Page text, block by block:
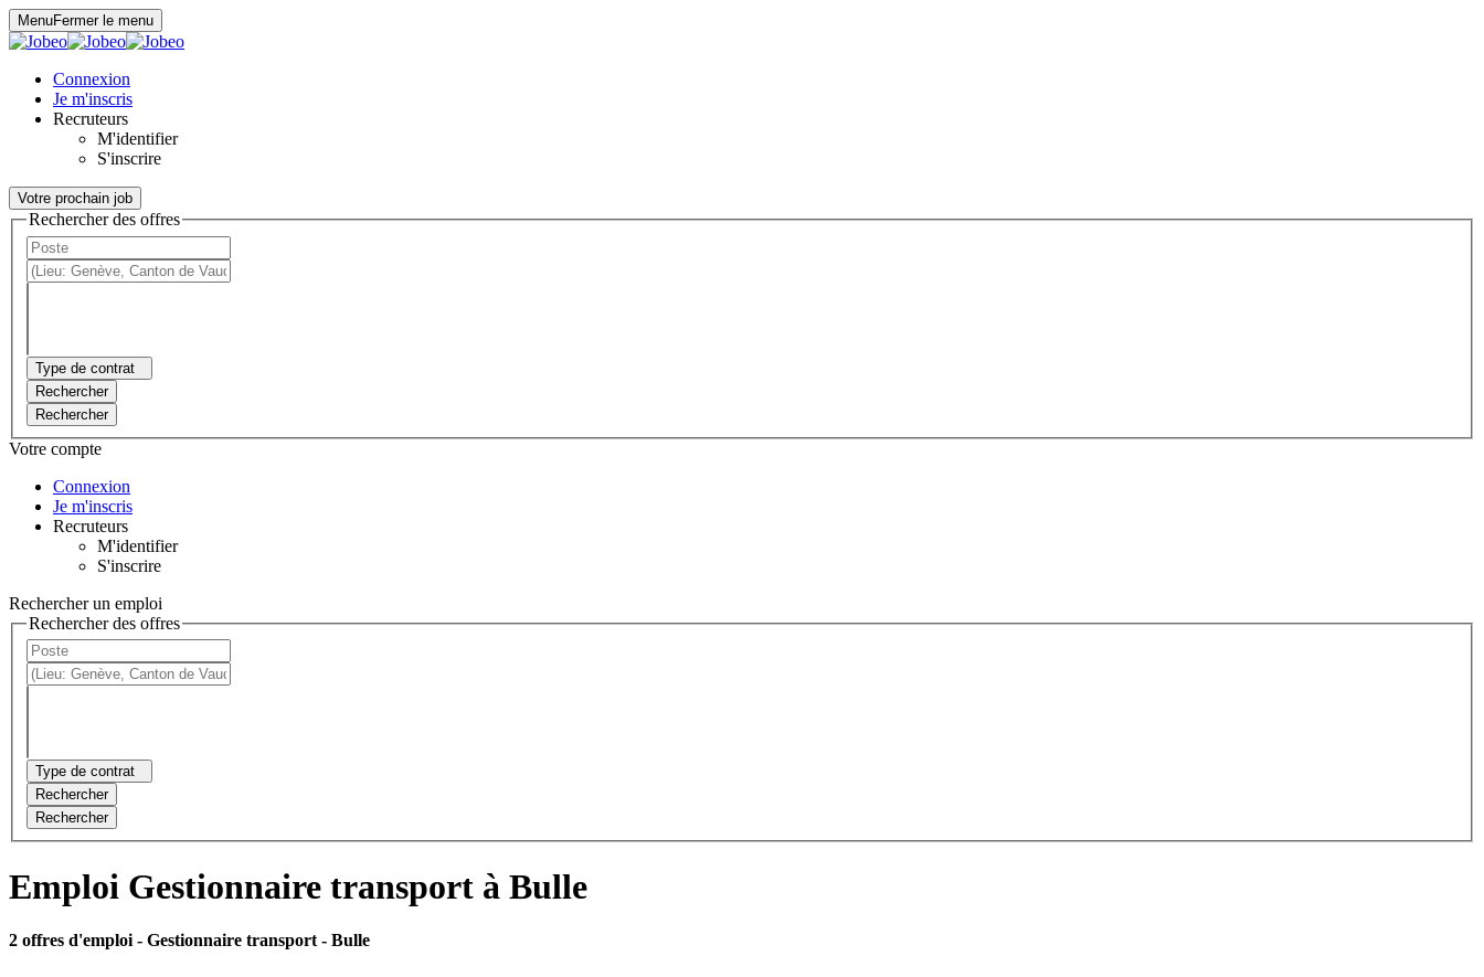
MenuFermer le menu
Connexion
Je m'inscris
Recruteurs
M'identifier
S'inscrire
Votre prochain job
Rechercher des offres
Type de contrat
Rechercher
Rechercher
Votre compte
Connexion
Je m'inscris
Recruteurs
M'identifier
S'inscrire
Rechercher un emploi
Rechercher des offres
Type de contrat
Rechercher
Rechercher
Emploi Gestionnaire transport à Bulle
2 offres d'emploi - Gestionnaire transport - Bulle
Panneau de gestion des cookies